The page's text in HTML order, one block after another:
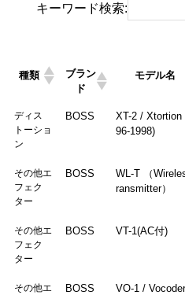
キーワード検索:
種類
ブラン
ド
モデル名
ディス
トーショ
ン
BOSS
XT-2 / Xtortion
96-1998)
その他エ
フェク
ター
BOSS
WL-T （
ransmitter）
その他エ
フェク
ター
BOSS VT-1(AC付)
その他エ
BOSS VO-1 / Vocoder